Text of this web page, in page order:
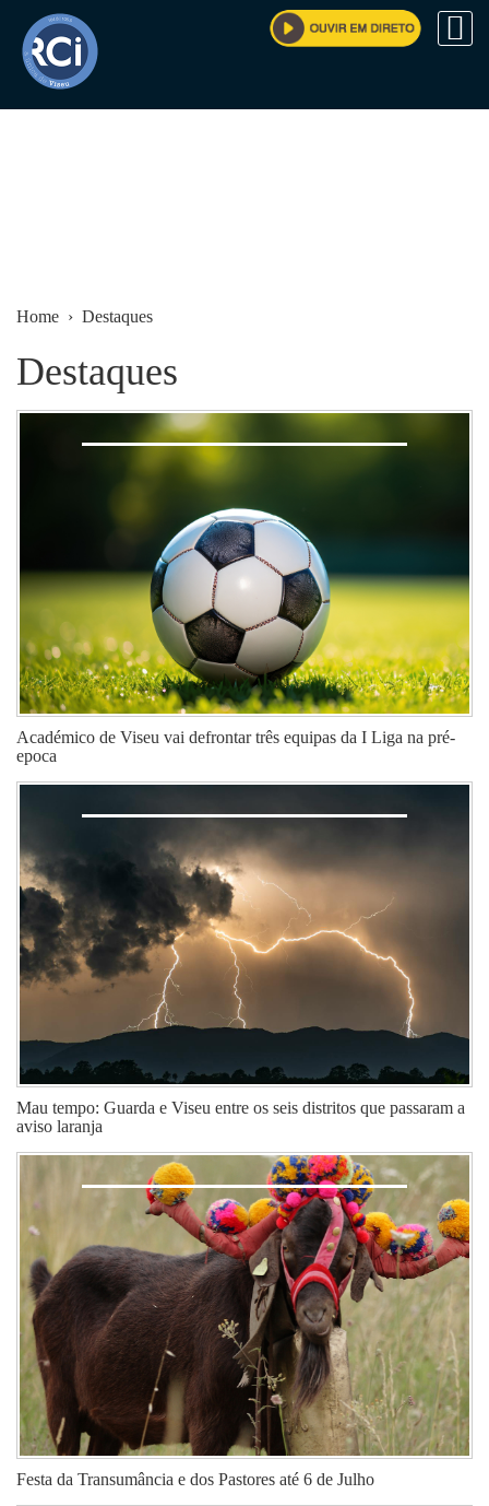
Home › Destaques
Destaques
Académico de Viseu vai defrontar três equipas da I Liga na pré-
epoca
Mau tempo: Guarda e Viseu entre os seis distritos que passaram a
aviso laranja
Festa da Transumância e dos Pastores até 6 de Julho